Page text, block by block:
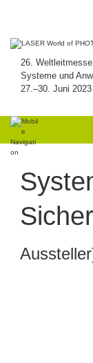
26.
Systeme und
27.–30. Juni